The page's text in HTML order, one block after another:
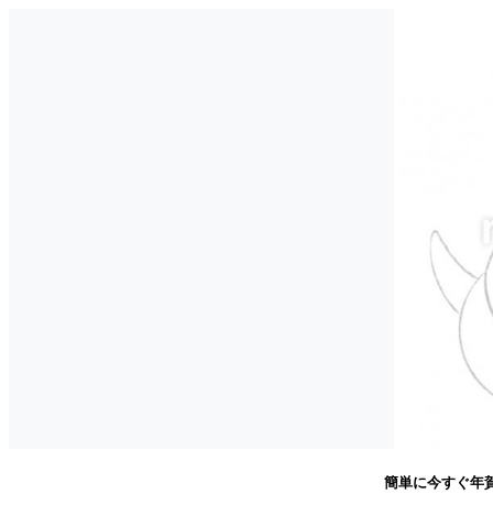
簡単に今すぐ年